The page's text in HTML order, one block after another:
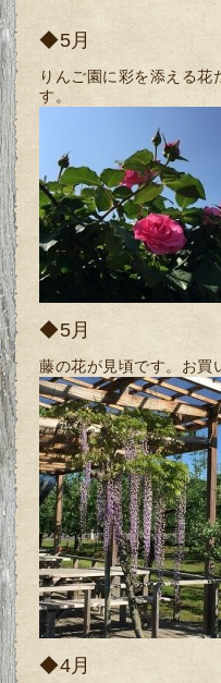
◆5月
りんご園に彩を添える
す。
◆5月
藤の花が見頃です。お買
◆4月